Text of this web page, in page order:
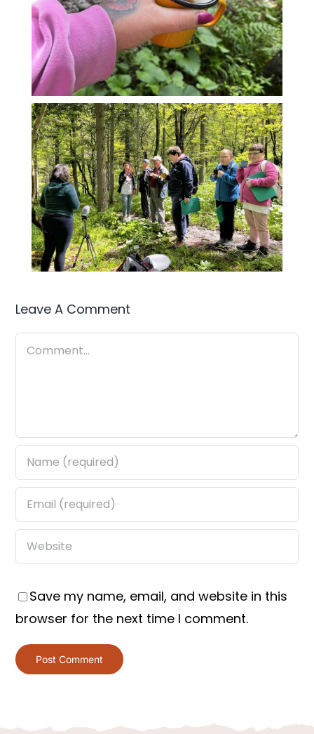
Leave A Comment
Comment
Save my name, email, and website in this
browser for the next time I comment.